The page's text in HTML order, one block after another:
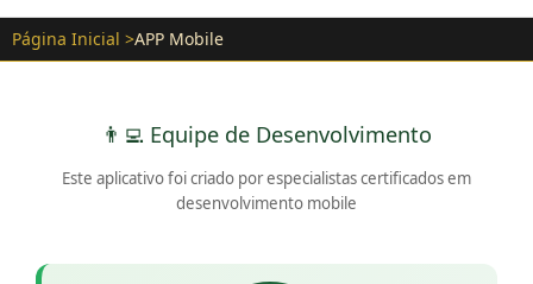
Página Inicial APP Mobile
👨‍💻 Equipe de Desenvolvimento
Este aplicativo foi criado por especialistas certificados em
desenvolvimento mobile